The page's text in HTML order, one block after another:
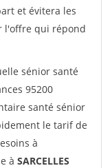
et évitera les
l'offre qui répond
sénior santé
95200
santé sénior
le tarif de
à
à SARCELLES